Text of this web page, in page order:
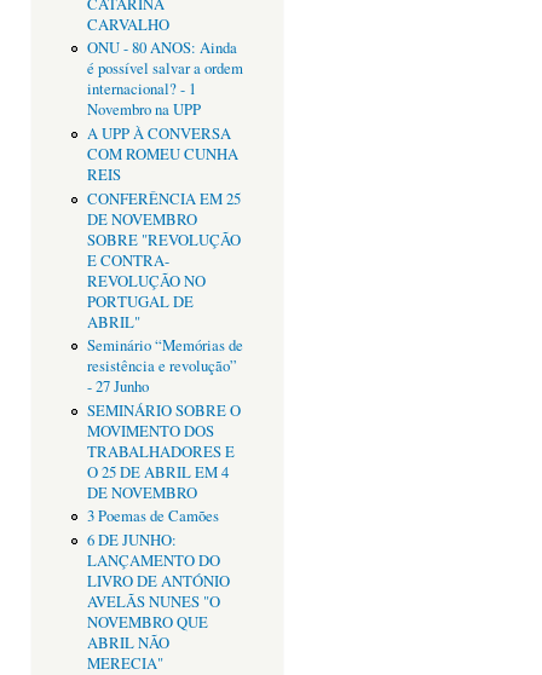
CARVALHO
ONU - 80 ANOS: Ainda
é possível salvar a ordem
internacional? - 1
Novembro na UPP
A UPP À CONVERSA
COM ROMEU CUNHA
REIS
CONFERÊNCIA EM 25
DE NOVEMBRO
SOBRE "REVOLUÇÃO
E CONTRA-
REVOLUÇÃO NO
PORTUGAL DE
ABRIL"
Seminário “Memórias de
resistência e revolução”
- 27 Junho
SEMINÁRIO SOBRE O
MOVIMENTO DOS
TRABALHADORES E
O 25 DE ABRIL EM 4
DE NOVEMBRO
3 Poemas de Camões
6 DE JUNHO:
LANÇAMENTO DO
LIVRO DE ANTÓNIO
AVELÃS NUNES "O
NOVEMBRO QUE
ABRIL NÃO
MERECIA"